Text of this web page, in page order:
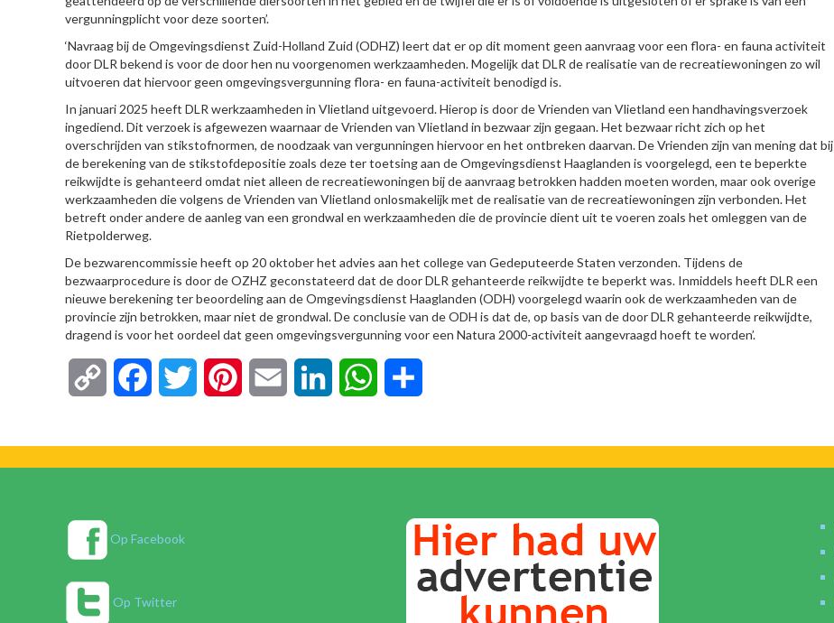
vergunningplicht voor deze soorten’.
‘Navraag bij de Omgevingsdienst Zuid-Holland Zuid (ODHZ) leert dat er op dit moment geen aanvraag voor een flora- en fauna activiteit
door DLR bekend is voor de door hen nu voorgenomen werkzaamheden. Mogelijk dat DLR de realisatie van de recreatiewoningen zo wil
uitvoeren dat hiervoor geen omgevingsvergunning flora- en fauna-activiteit benodigd is.
In januari 2025 heeft DLR werkzaamheden in Vlietland uitgevoerd. Hierop is door de Vrienden van Vlietland een handhavingsverzoek
ingediend. Dit verzoek is afgewezen waarnaar de Vrienden van Vlietland in bezwaar zijn gegaan. Het bezwaar richt zich op het
overschrijden van stikstofnormen, de noodzaak van vergunningen hiervoor en het ontbreken daarvan. De Vrienden zijn van mening dat bij
de berekening van de stikstofdepositie zoals deze ter toetsing aan de Omgevingsdienst Haaglanden is voorgelegd, een te beperkte
reikwijdte is gehanteerd omdat niet alleen de recreatiewoningen bij de aanvraag betrokken hadden moeten worden, maar ook overige
werkzaamheden die volgens de Vrienden van Vlietland onlosmakelijk met de realisatie van de recreatiewoningen zijn verbonden. Het
betreft onder andere de aanleg van een grondwal en werkzaamheden die de provincie dient uit te voeren zoals het omleggen van de
Rietpolderweg.
De bezwarencommissie heeft op 20 oktober het advies aan het college van Gedeputeerde Staten verzonden. Tijdens de
bezwaarprocedure is door de OZHZ geconstateerd dat de door DLR gehanteerde reikwijdte te beperkt was. Inmiddels heeft DLR een
nieuwe berekening ter beoordeling aan de Omgevingsdienst Haaglanden (ODH) voorgelegd waarin ook de werkzaamheden van de
provincie zijn betrokken, maar niet de grondwal. De conclusie van de ODH is dat de, op basis van de door DLR gehanteerde reikwijdte,
dragend is voor het oordeel dat geen omgevingsvergunning voor een Natura 2000-activiteit aangevraagd hoeft te worden’.
Copy FacebookTwitter Pinterest Email LinkedIn WhatsApp
Op Facebook
Op Twitter